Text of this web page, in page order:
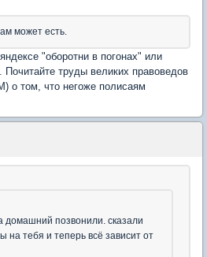
может есть.
"оборотни в погонах" или
Почитайте труды великих правоведов
о том, что негоже полисаям
домашний позвонили. сказали
на тебя и теперь всё зависит от